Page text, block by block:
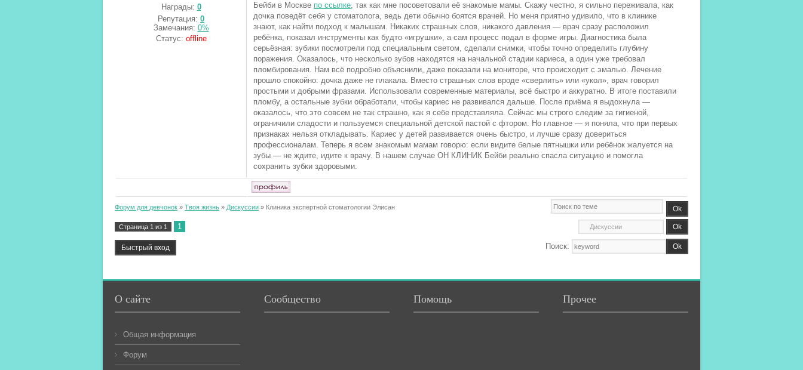
Награды: 0
Репутация: 0
Замечания: 0%
Статус: offline
Бейби в Москве по ссылке, так как мне посоветовали её знакомые мамы. Скажу честно, я сильно переживала, как
дочка поведёт себя у стоматолога, ведь дети обычно боятся врачей. Но меня приятно удивило, что в клинике
знают, как найти подход к малышам. Никаких страшных слов, никакого давления — врач сразу расположил
ребёнка, показал инструменты как будто «игрушки», а сам процесс подал в форме игры. Диагностика была
серьёзная: зубики посмотрели под специальным светом, сделали снимки, чтобы точно определить глубину
поражения. Оказалось, что несколько зубов находятся на начальной стадии кариеса, а один уже требовал
пломбирования. Нам всё подробно объяснили, даже показали на мониторе, что происходит с эмалью. Лечение
прошло спокойно: дочка даже не плакала. Вместо страшных слов вроде «сверлить» или «укол», врач говорил
простыми и добрыми фразами. Использовали современные материалы, всё быстро и аккуратно. В итоге поставили
пломбу, а остальные зубки обработали, чтобы кариес не развивался дальше. После приёма я выдохнула —
оказалось, что это совсем не так страшно, как я себе представляла. Сейчас мы строго следим за гигиеной,
ограничили сладости и пользуемся специальной детской пастой с фтором. Но главное — я поняла, что при первых
признаках нельзя откладывать. Кариес у детей развивается очень быстро, и лучше сразу довериться
профессионалам. Теперь я всем знакомым мамам говорю: если видите белые пятнышки или ребёнок жалуется на
зубы — не ждите, идите к врачу. В нашем случае ОН КЛИНИК Бейби реально спасла ситуацию и помогла
сохранить зубки здоровыми.
Форум для девчонок » Твоя жизнь » Дискуссии » Клиника экспертной стоматологии Элисан
Страница 1 из 1 1
Поиск:
О сайте
Общая информация
Форум
Сообщество Помощь Прочее